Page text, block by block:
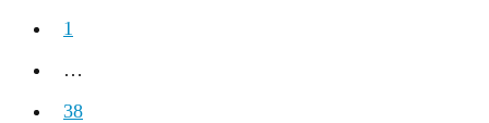
1
…
38